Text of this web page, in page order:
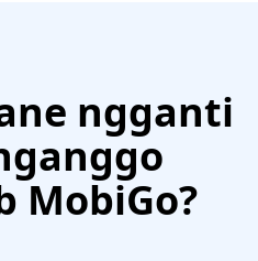
ngganti
MobiGo?